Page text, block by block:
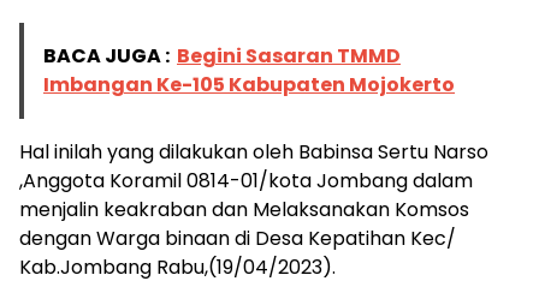
BACA JUGA : Begini Sasaran TMMD
Imbangan Ke-105 Kabupaten Mojokerto
Hal inilah yang dilakukan oleh Babinsa Sertu Narso
,Anggota Koramil 0814-01/kota Jombang dalam
menjalin keakraban dan Melaksanakan Komsos
dengan Warga binaan di Desa Kepatihan Kec/
Kab.Jombang Rabu,(19/04/2023).